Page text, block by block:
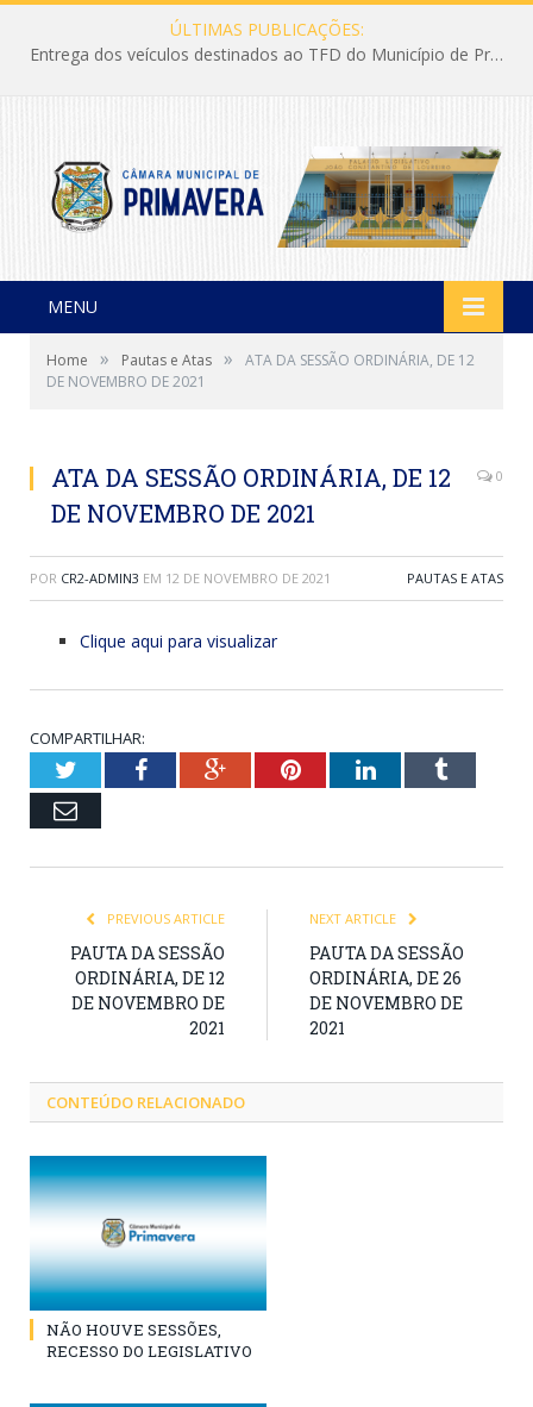
ÚLTIMAS PUBLICAÇÕES:
Entrega dos veículos destinados ao TFD do Município de Primavera
MENU
Home » Pautas e Atas »
ATA DA SESSÃO ORDINÁRIA, DE 12
DE NOVEMBRO DE 2021
ATA DA SESSÃO ORDINÁRIA, DE 12
DE NOVEMBRO DE 2021
0
POR CR2-ADMIN3 EM 12 DE NOVEMBRO DE 2021 PAUTAS E ATAS
Clique aqui para visualizar
COMPARTILHAR:
TwitterFacebookGoogle+PinterestLinkedInTumblr
Email
PREVIOUS ARTICLE
PAUTA DA SESSÃO
ORDINÁRIA, DE 12
DE NOVEMBRO DE
2021
NEXT ARTICLE
PAUTA DA SESSÃO
ORDINÁRIA, DE 26
DE NOVEMBRO DE
2021
CONTEÚDO RELACIONADO
NÃO HOUVE SESSÕES,
RECESSO DO LEGISLATIVO